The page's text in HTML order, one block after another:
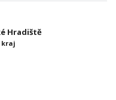
Hradiště
kraj